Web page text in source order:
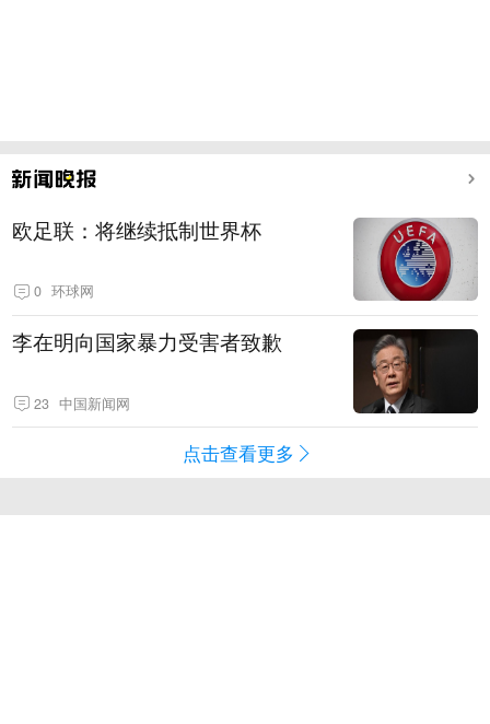
欧足联：将继续抵制世界杯
0 环球网
李在明向国家暴力受害者致歉
23 中国新闻网
点击查看更多